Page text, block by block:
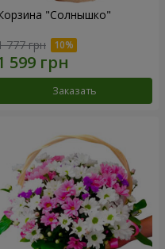
"Солнышко"
777 грн
Заказать